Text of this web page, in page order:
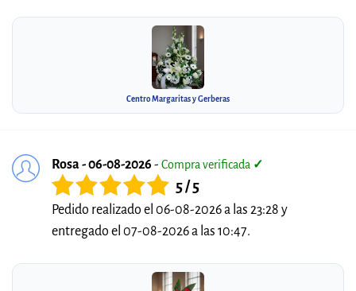
Centro Margaritas y Gerberas
Rosa - 06-08-2026 - Compra verificada ✓
5 / 5
Pedido realizado el 06-08-2026 a las 23:28 y
entregado el 07-08-2026 a las 10:47.